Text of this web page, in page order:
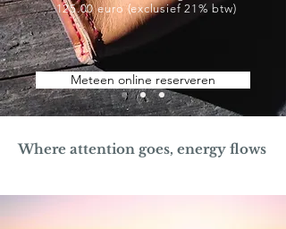
125.00euro(exclusief 21% btw)
Meteen online reserveren
Where attention goes, energy flows